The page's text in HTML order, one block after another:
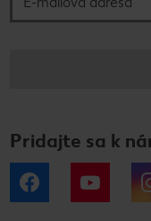
Pridajte sa k
Facebook